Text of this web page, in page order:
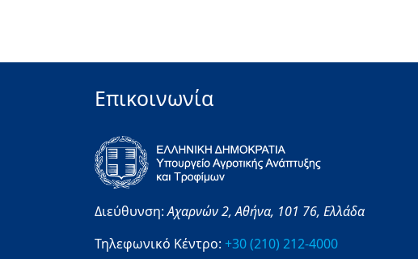
Επικοινωνία
Διεύθυνση:Αχαρνών 2,Αθήνα, 101 76, Ελλάδα
Τηλεφωνικό Κέντρο: +30 (210) 212-4000